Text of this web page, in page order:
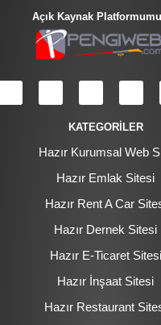
Açık Kaynak
KATEGORİLER
Hazır Kurumsal Web
Hazır Emlak Sitesi
Hazır Rent A Car
Hazır Dernek Sitesi
Hazır E-Ticaret Sitesi
Hazır İnşaat Sitesi
Hazır Restaurant